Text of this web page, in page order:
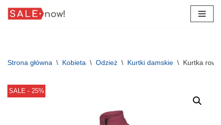
Strona główna \ Kobieta \ Odzież \ Kurtki damskie \ Kurtka
SALE - 25%